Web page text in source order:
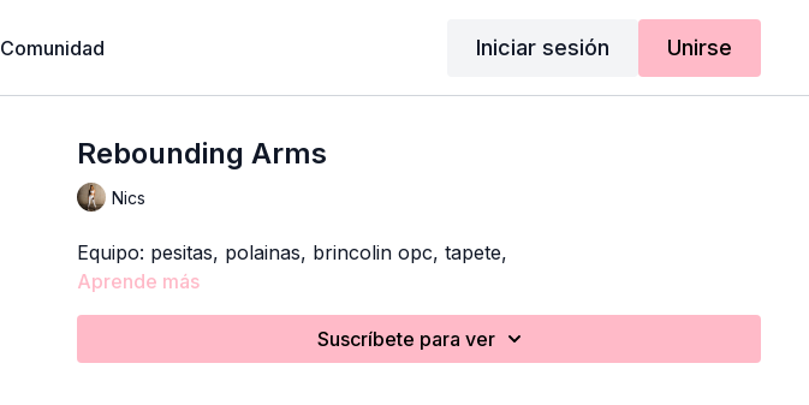
Comunidad Iniciar sesión Unirse
Rebounding Arms
Nics
Equipo: pesitas, polainas, brincolin opc, tapete,
Aprende más
Suscríbete para ver